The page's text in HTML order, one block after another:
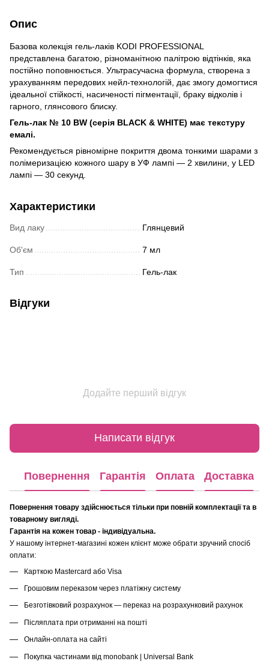
Опис
Базова колекція гель-лаків KODI PROFESSIONAL
представлена багатою, різноманітною палітрою відтінків, яка
постійно поповнюється. Ультрасучасна формула, створена з
урахуванням передових нейл-технологій, дає змогу домогтися
ідеальної стійкості, насиченості пігментації, браку відколів і
гарного, глянсового блиску.
Гель-лак № 10 BW (серія BLACK & WHITE) має текстуру
емалі.
Рекомендується рівномірне покриття двома тонкими шарами з
полімеризацією кожного шару в УФ лампі — 2 хвилини, у LED
лампі — 30 секунд.
Характеристики
Вид лаку Глянцевий
Об'єм 7 мл
Тип Гель-лак
Відгуки
Додайте перший відгук
Написати відгук
Повернення Гарантія Оплата Доставка
Повернення товару здійснюється тільки при повній комплектації та в
товарному вигляді.
Гарантія на кожен товар - індивідуальна.
У нашому інтернет-магазині кожен клієнт може обрати зручний спосіб
оплати:
Карткою Mastercard або Visa
Грошовим переказом через платіжну систему
Безготівковий розрахунок — переказ на розрахунковий рахунок
Післяплата при отриманні на пошті
Онлайн-оплата на сайті
Покупка частинами від monobank | Universal Bank